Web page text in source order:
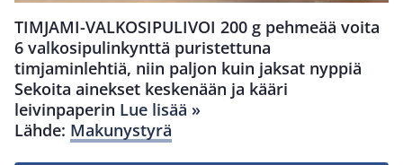
TIMJAMI-VALKOSIPULIVOI 200 g pehmeää voita
6 valkosipulinkynttä puristettuna
timjaminlehtiä, niin paljon kuin jaksat nyppiä
Sekoita ainekset keskenään ja kääri
leivinpaperin Lue lisää »
Lähde: Makunystyrä